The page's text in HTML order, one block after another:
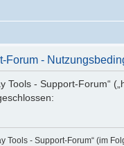
Forum -
Tools - Support-Forum“
Tools - Support-Forum“ (im